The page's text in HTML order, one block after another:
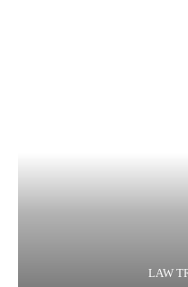
LAW